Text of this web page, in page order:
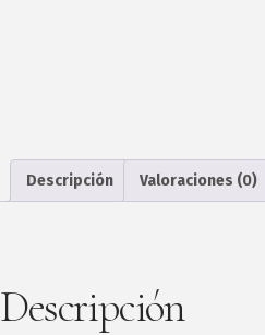
Descripción Valoraciones (0)
Descripción